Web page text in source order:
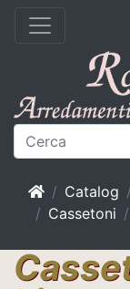
HomeCatalog
Cassetoni